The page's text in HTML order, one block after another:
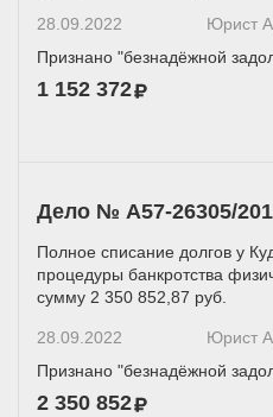
28.09.2022 Юрист
Признано "безнадёжной
1 152 372
Дело № А57-26305/
Полное списание долгов у
процедуры банкротства
сумму 2 350 852,87 руб.
28.09.2022 Юрист
Признано "безнадёжной
2 350 852